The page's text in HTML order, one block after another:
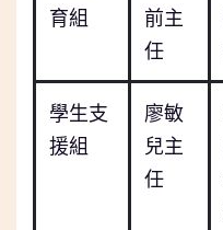
育組
前主
任
學生支
援組
廖敏
兒主
任